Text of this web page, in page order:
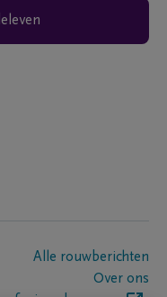
Alle rouwberichten
Over ons